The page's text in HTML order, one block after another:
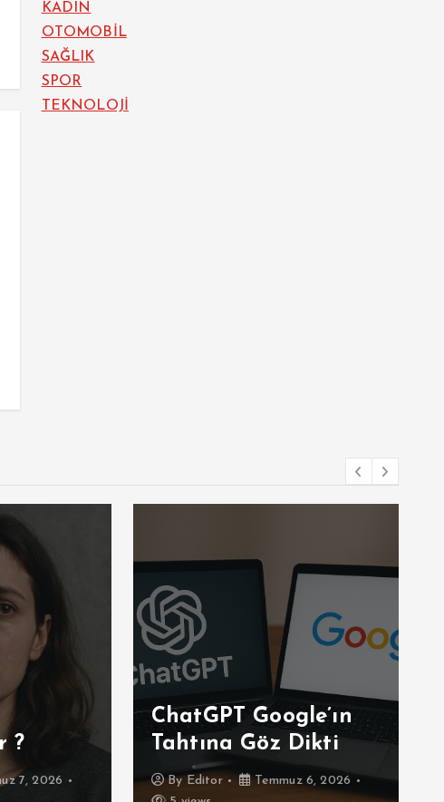
KADIN
OTOMOBİL
SAĞLIK
SPOR
TEKNOLOJİ
?
7, 2026
ChatGPT Google’ın
Tahtına Göz Dikti
By Editor
Temmuz 6, 2026